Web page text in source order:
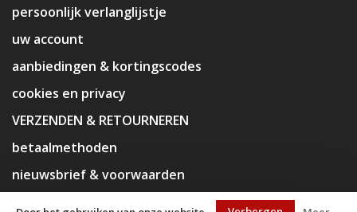
persoonlijk verlanglijstje
uw account
aanbiedingen & kortingscodes
cookies en privacy
VERZENDEN & RETOURNEREN
betaalmethoden
nieuwsbrief & voorwaarden